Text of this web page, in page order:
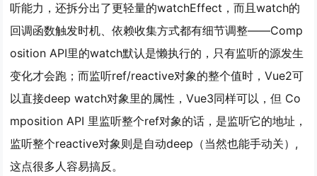
听能力，还拆分出了更轻量的watchEffect，而且watch的
回调函数触发时机、依赖收集方式都有细节调整——Comp
osition API里的watch默认是懒执行的，只有监听的源发生
变化才会跑；而监听ref/reactive对象的整个值时，Vue2可
以直接deep watch对象里的属性，Vue3同样可以，但 Co
mposition API 里监听整个ref对象的话，是监听它的地址，
监听整个reactive对象则是自动deep（当然也能手动关）,
这点很多人容易搞反。